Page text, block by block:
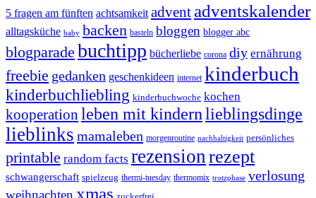
5 fragen am fünften achtsamkeit advent adventskalender
alltagsküche baby backen basteln bloggen blogger abc
blogparade buchtipp bücherliebe corona diy ernährung
freebie gedanken geschenkideen internet kinderbuch
kinderbuchliebling kinderbuchwoche kochen
kooperation leben mit kindernlieblingsdinge
lieblinks mamaleben morgenroutine nachhaltigkeit persönliches
printable random facts rezensionrezept
schwangerschaft spielzeug thermi-tuesday thermomix trotzphase verlosung
xmas